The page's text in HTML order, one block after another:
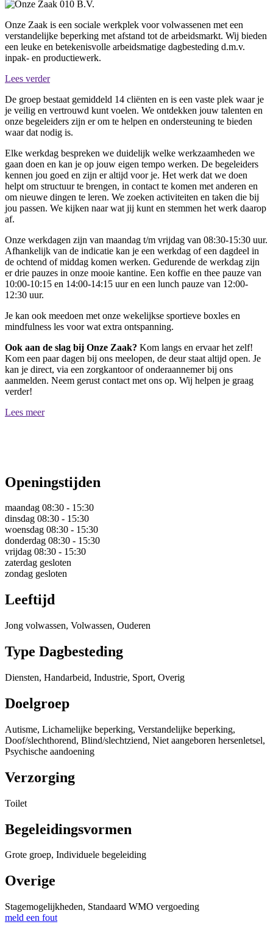
Onze Zaak is een sociale werkplek voor volwassenen met een
verstandelijke beperking met afstand tot de arbeidsmarkt. Wij bieden
een leuke en betekenisvolle arbeidsmatige dagbesteding d.m.v.
inpak- en productiewerk.
Lees verder
De groep bestaat gemiddeld 14 cliënten en is een vaste plek waar je
je veilig en vertrouwd kunt voelen. We ontdekken jouw talenten en
onze begeleiders zijn er om te helpen en ondersteuning te bieden
waar dat nodig is.
Elke werkdag bespreken we duidelijk welke werkzaamheden we
gaan doen en kan je op jouw eigen tempo werken. De begeleiders
kennen jou goed en zijn er altijd voor je. Het werk dat we doen
helpt om structuur te brengen, in contact te komen met anderen en
om nieuwe dingen te leren. We zoeken activiteiten en taken die bij
jou passen. We kijken naar wat jij kunt en stemmen het werk daarop
af.
Onze werkdagen zijn van maandag t/m vrijdag van 08:30-15:30 uur.
Afhankelijk van de indicatie kan je een werkdag of een dagdeel in
de ochtend of middag komen werken. Gedurende de werkdag zijn
er drie pauzes in onze mooie kantine. Een koffie en thee pauze van
10:00-10:15 en 14:00-14:15 uur en een lunch pauze van 12:00-
12:30 uur.
Je kan ook meedoen met onze wekelijkse sportieve boxles en
mindfulness les voor wat extra ontspanning.
Ook aan de slag bij Onze Zaak? Kom langs en ervaar het zelf!
Kom een paar dagen bij ons meelopen, de deur staat altijd open. Je
kan je direct, via een zorgkantoor of onderaannemer bij ons
aanmelden. Neem gerust contact met ons op. Wij helpen je graag
verder!
Lees meer
Openingstijden
maandag 08:30 - 15:30
dinsdag 08:30 - 15:30
woensdag 08:30 - 15:30
donderdag 08:30 - 15:30
vrijdag 08:30 - 15:30
zaterdag gesloten
zondag gesloten
Leeftijd
Jong volwassen, Volwassen, Ouderen
Type Dagbesteding
Diensten, Handarbeid, Industrie, Sport, Overig
Doelgroep
Autisme, Lichamelijke beperking, Verstandelijke beperking,
Doof/slechthorend, Blind/slechtziend, Niet aangeboren hersenletsel,
Psychische aandoening
Verzorging
Toilet
Begeleidingsvormen
Grote groep, Individuele begeleiding
Overige
Stagemogelijkheden, Standaard WMO vergoeding
meld een fout